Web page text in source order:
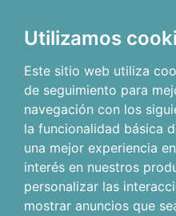
Utilizamos
Este sitio web utiliza
de seguimiento para
navegación con los
la funcionalidad básica
una mejor experiencia
interés en nuestros
personalizar las
mostrar anuncios que